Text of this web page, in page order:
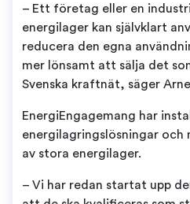
– Ett företag eller en
energilager kan självklart
reducera den egna
mer lönsamt att sälja det
Svenska kraftnät, säger
EnergiEngagemang har
energilagringslösningar
av stora energilager.
– Vi har redan startat upp